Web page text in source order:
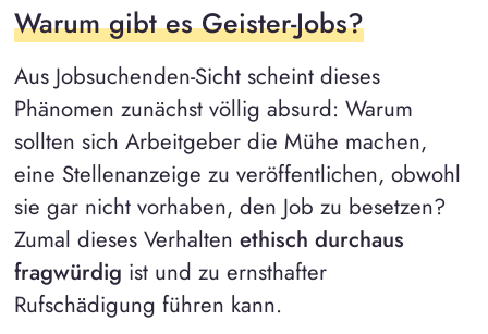
Warum gibt es Geister-Jobs?
Aus Jobsuchenden-Sicht scheint dieses
Phänomen zunächst völlig absurd: Warum
sollten sich Arbeitgeber die Mühe machen,
eine Stellenanzeige zu veröffentlichen, obwohl
sie gar nicht vorhaben, den Job zu besetzen?
Zumal dieses Verhalten ethisch durchaus
fragwürdig ist und zu ernsthafter
Rufschädigung führen kann.